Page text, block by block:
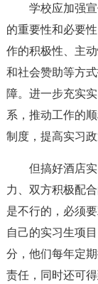
学校应加强
的重要性和必要
作的积极性、主
和社会赞助等方
障。进一步充实
系，推动工作的
制度，提高实习
但搞好酒店
力、双方积极配
是不行的，必须
自己的实习生项
分，他们每年定
责任，同时还可